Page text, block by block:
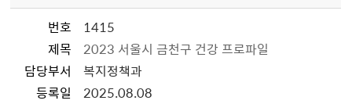
번호
1415
제목
2023 서울시 금천구 건강 프로파일
담당부서
복지정책과
등록일
2025.08.08